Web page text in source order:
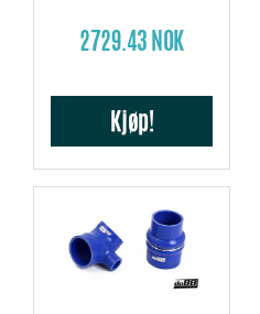
2729.43 NOK
Kjøp!